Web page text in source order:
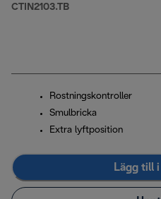
CTIN2103.TB
Rostningskontroller
Smulbricka
Extra lyftposition
Lägg till